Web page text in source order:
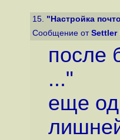
15. "Настройка
Сообщение от Settler
после
..."
еще